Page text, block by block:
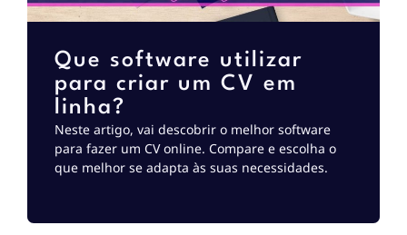
Que software utilizar
para criar um CV em
linha?
Neste artigo, vai descobrir o melhor software
para fazer um CV online. Compare e escolha o
que melhor se adapta às suas necessidades.